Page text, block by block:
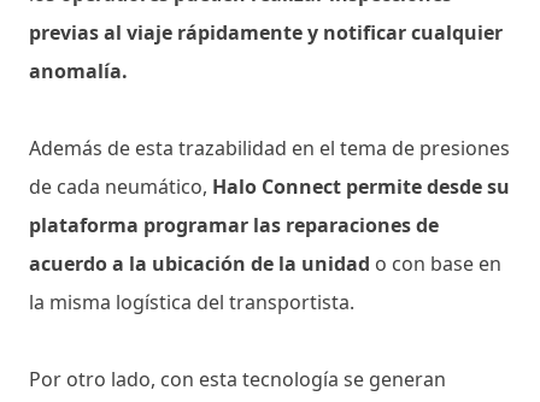
previas al viaje rápidamente y notificar cualquier
anomalía.
Además de esta trazabilidad en el tema de presiones
de cada neumático, Halo Connect permite desde su
plataforma programar las reparaciones de
acuerdo a la ubicación de la unidad o con base en
la misma logística del transportista.
Por otro lado, con esta tecnología se generan